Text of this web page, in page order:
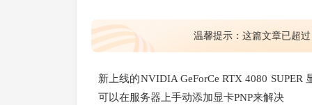
温馨提示：这篇文章已超过
新上线的NVIDIA GeForCe RTX 4080
可以在服务器上手动添加显卡PNP来解决